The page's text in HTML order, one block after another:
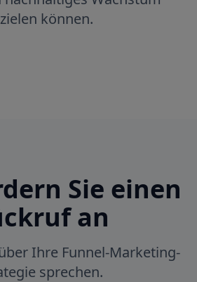
können.
Sie einen
an
Ihre Funnel-Marketing-
sprechen.